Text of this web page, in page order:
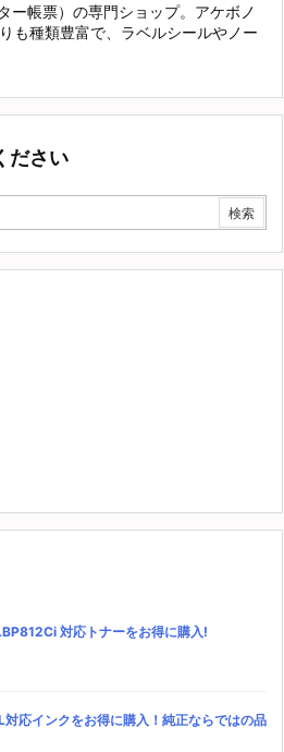
ー帳票）の専門ショップ。アケボノ
も種類豊富で、ラベルシールやノー
ださい
対応トナーをお得に購入!
応インクをお得に購入！純正ならではの品